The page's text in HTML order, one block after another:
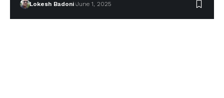
Lokesh Badoni June 1, 2025